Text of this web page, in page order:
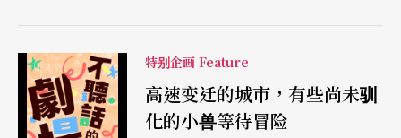
辈的生命经验。然而，当她们真正跨入这个领域，
各自谈起她们的创作，如《小路决定要去远方》、
《我，有一个问题？》、《掰掰见习生》与《永远
不要长大的地方》等作品时，彼此都更加确定，儿
童剧并非只是儿童的游戏，且或许，其间饱含的信
特别企画 Feature
高速变迁的城市，有些尚未驯
化的小兽等待冒险